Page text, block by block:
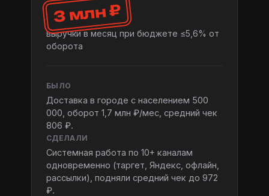
3 млн ₽
выручки в месяц при бюджете ≤5,6% от
оборота
БЫЛО
Доставка в городе с населением 500
000, оборот 1,7 млн ₽/мес, средний чек
806 ₽.
СДЕЛАЛИ
Системная работа по 10+ каналам
одновременно (таргет, Яндекс, офлайн,
рассылки), подняли средний чек до 972
₽.